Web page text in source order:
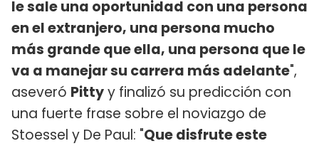
le sale una oportunidad con una persona
en el extranjero, una persona mucho
más grande que ella, una persona que le
va a manejar su carrera más adelante",
aseveró Pittyy finalizó su predicción con
una fuerte frase sobre el noviazgo de
Stoessel y De Paul: "Que disfrute este